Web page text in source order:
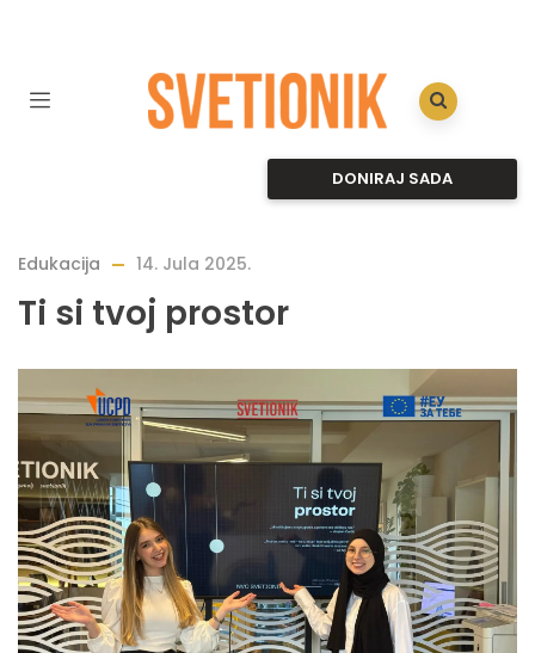
DONIRAJ SADA
Edukacija 14. Jula 2025.
Ti si tvoj prostor